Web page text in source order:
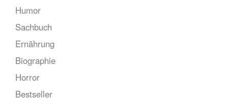
Humor
Sachbuch
Ernährung
Biographie
Horror
Bestseller